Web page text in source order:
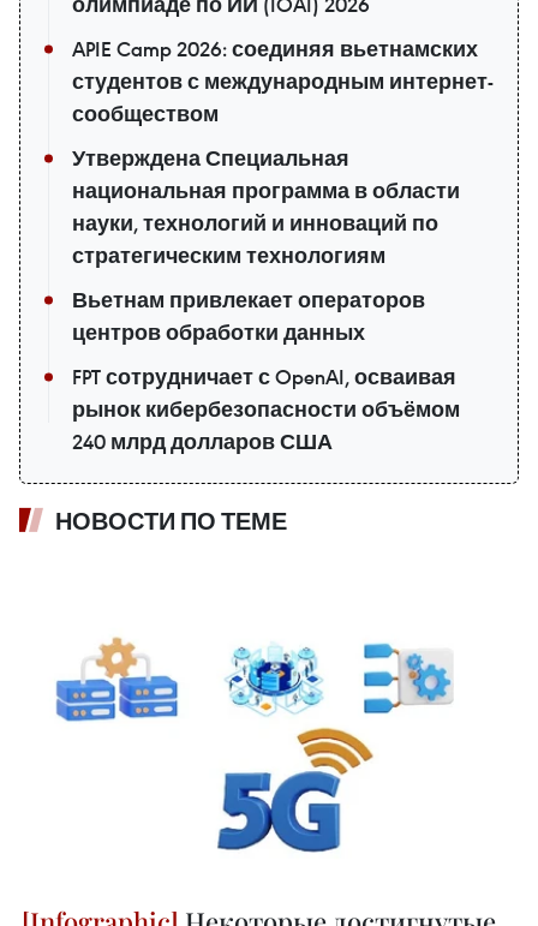
APIE Camp 2026: соединяя вьетнамских
студентов с международным интернет-
сообществом
Утверждена Специальная
национальная программа в области
науки, технологий и инноваций по
стратегическим технологиям
Вьетнам привлекает операторов
центров обработки данных
FPT сотрудничает с OpenAI, осваивая
рынок кибербезопасности объёмом
240 млрд долларов США
НОВОСТИ ПО ТЕМЕ